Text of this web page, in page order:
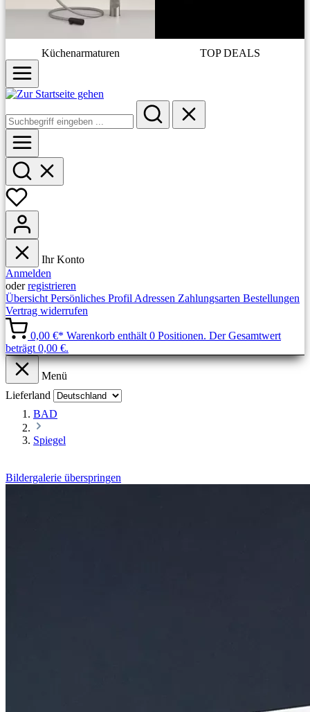
Küchenarmaturen TOP DEALS
Ihr Konto
Anmelden
oderregistrieren
Übersicht Persönliches Profil Adressen Zahlungsarten Bestellungen
Vertrag widerrufen
0,00 €* Warenkorb enthält 0 Positionen. Der Gesamtwert
beträgt 0,00 €.
Menü
Lieferland
BAD
Spiegel
Bildergalerie überspringen